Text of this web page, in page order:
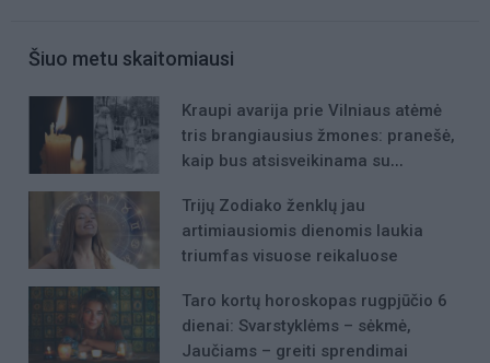
Šiuo metu skaitomiausi
Kraupi avarija prie Vilniaus atėmė
tris brangiausius žmones: pranešė,
kaip bus atsisveikinama su
Trijų Zodiako ženklų jau
artimiausiomis dienomis laukia
triumfas visuose reikaluose
Taro kortų horoskopas rugpjūčio 6
dienai: Svarstyklėms – sėkmė,
Jaučiams – greiti sprendimai